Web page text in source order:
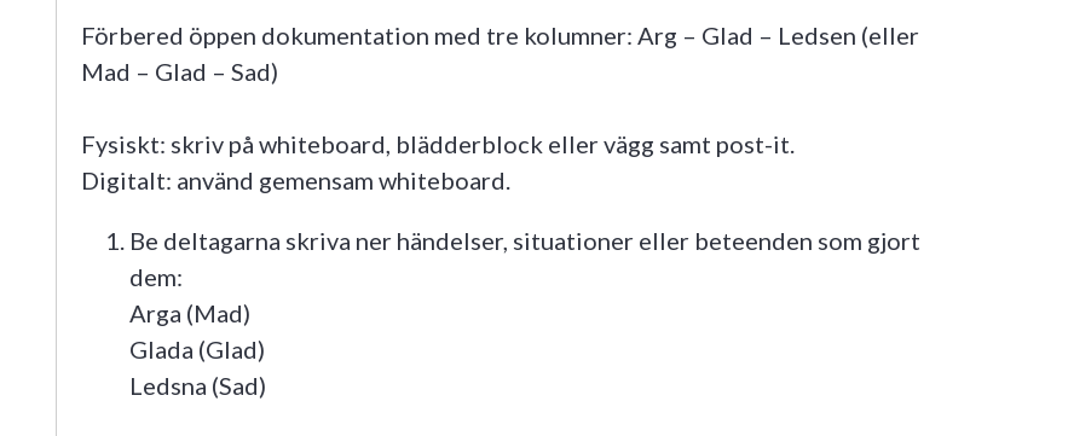
Förbered öppen dokumentation med tre kolumner: Arg – Glad – Ledsen (eller
Mad – Glad – Sad)
Fysiskt: skriv på whiteboard, blädderblock eller vägg samt post-it.
Digitalt: använd gemensam whiteboard.
Be deltagarna skriva ner händelser, situationer eller beteenden som gjort
dem:
Arga (Mad)
Glada (Glad)
Ledsna (Sad)